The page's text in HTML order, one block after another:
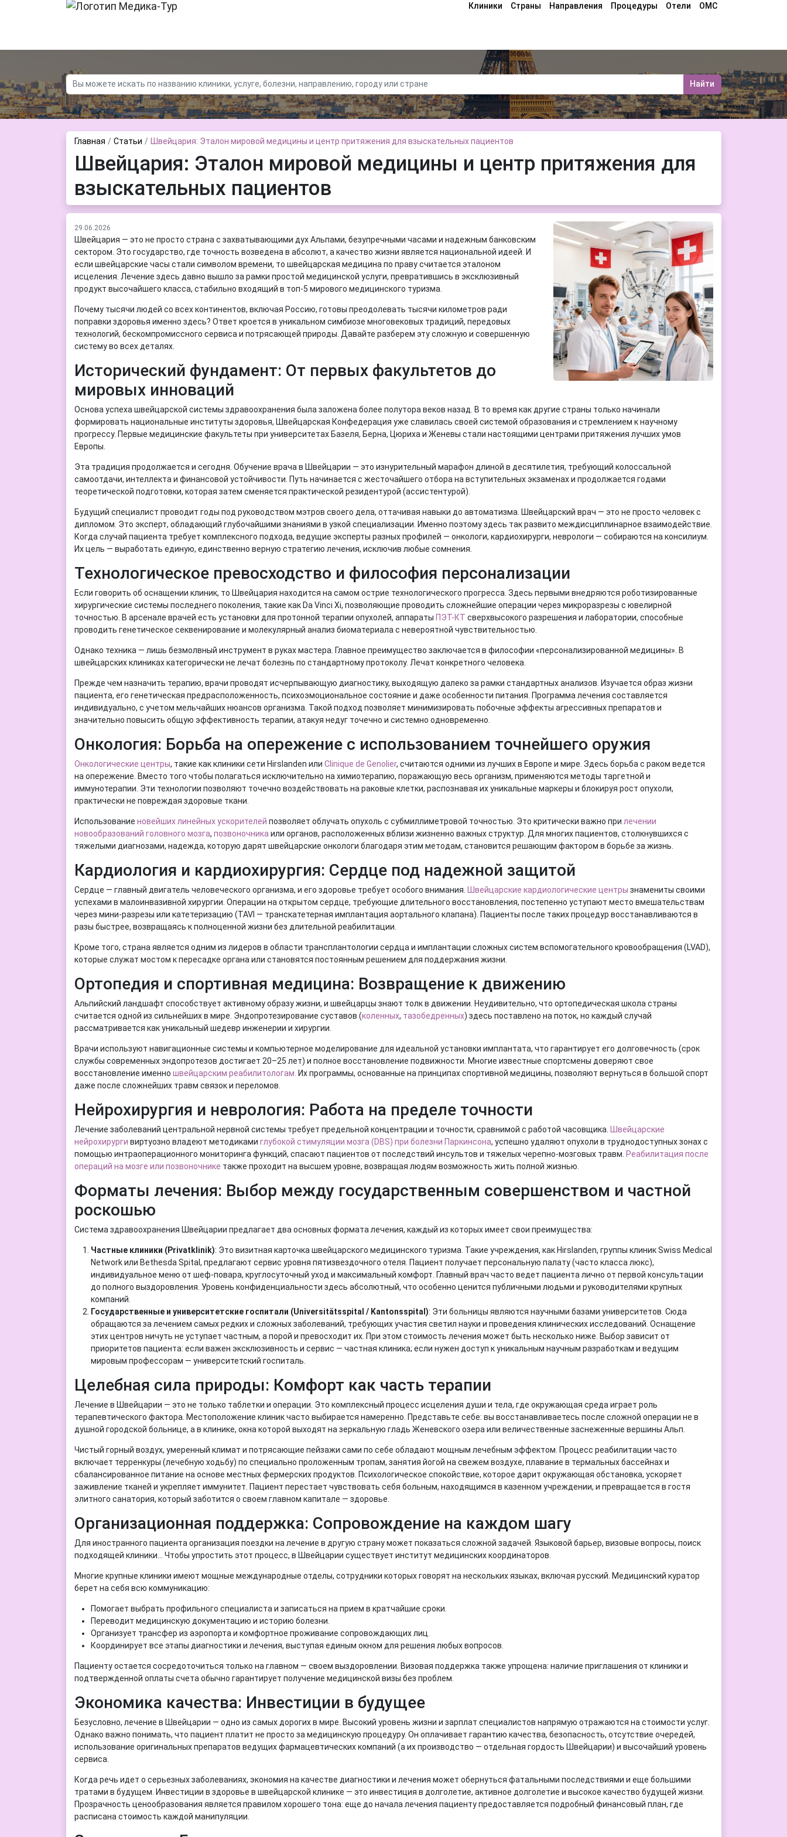
Контакты О нас Новости Клиники Страны Направления Процедуры Отели ОМС
Найти
Главная Статьи Швейцария: Эталон мировой медицины и центр притяжения для взыскательных пациентов
Швейцария: Эталон мировой медицины и центр притяжения для
взыскательных пациентов
29.06.2026
Швейцария — это не просто страна с захватывающими дух Альпами, безупречными часами и надежным банковским
сектором. Это государство, где точность возведена в абсолют, а качество жизни является национальной идеей. И
если швейцарские часы стали символом времени, то швейцарская медицина по праву считается эталоном
исцеления. Лечение здесь давно вышло за рамки простой медицинской услуги, превратившись в эксклюзивный
продукт высочайшего класса, стабильно входящий в топ-5 мирового медицинского туризма.
Почему тысячи людей со всех континентов, включая Россию, готовы преодолевать тысячи километров ради
поправки здоровья именно здесь? Ответ кроется в уникальном симбиозе многовековых традиций, передовых
технологий, бескомпромиссного сервиса и потрясающей природы. Давайте разберем эту сложную и совершенную
систему во всех деталях.
Исторический фундамент: От первых факультетов до
мировых инноваций
Основа успеха швейцарской системы здравоохранения была заложена более полутора веков назад. В то время как другие страны только начинали
формировать национальные институты здоровья, Швейцарская Конфедерация уже славилась своей системой образования и стремлением к научному
прогрессу. Первые медицинские факультеты при университетах Базеля, Берна, Цюриха и Женевы стали настоящими центрами притяжения лучших умов
Европы.
Эта традиция продолжается и сегодня. Обучение врача в Швейцарии — это изнурительный марафон длиной в десятилетия, требующий колоссальной
самоотдачи, интеллекта и финансовой устойчивости. Путь начинается с жесточайшего отбора на вступительных экзаменах и продолжается годами
теоретической подготовки, которая затем сменяется практической резидентурой (ассистентурой).
Будущий специалист проводит годы под руководством мэтров своего дела, оттачивая навыки до автоматизма. Швейцарский врач — это не просто человек с
дипломом. Это эксперт, обладающий глубочайшими знаниями в узкой специализации. Именно поэтому здесь так развито междисциплинарное взаимодействие.
Когда случай пациента требует комплексного подхода, ведущие эксперты разных профилей — онкологи, кардиохирурги, неврологи — собираются на консилиум.
Их цель — выработать единую, единственно верную стратегию лечения, исключив любые сомнения.
Технологическое превосходство и философия персонализации
Если говорить об оснащении клиник, то Швейцария находится на самом острие технологического прогресса. Здесь первыми внедряются роботизированные
хирургические системы последнего поколения, такие как Da Vinci Xi, позволяющие проводить сложнейшие операции через микроразрезы с ювелирной
точностью. В арсенале врачей есть установки для протонной терапии опухолей, аппараты ПЭТ-КТ сверхвысокого разрешения и лаборатории, способные
проводить генетическое секвенирование и молекулярный анализ биоматериала с невероятной чувствительностью.
Однако техника — лишь безмолвный инструмент в руках мастера. Главное преимущество заключается в философии «персонализированной медицины». В
швейцарских клиниках категорически не лечат болезнь по стандартному протоколу. Лечат конкретного человека.
Прежде чем назначить терапию, врачи проводят исчерпывающую диагностику, выходящую далеко за рамки стандартных анализов. Изучается образ жизни
пациента, его генетическая предрасположенность, психоэмоциональное состояние и даже особенности питания. Программа лечения составляется
индивидуально, с учетом мельчайших нюансов организма. Такой подход позволяет минимизировать побочные эффекты агрессивных препаратов и
значительно повысить общую эффективность терапии, атакуя недуг точечно и системно одновременно.
Онкология: Борьба на опережение с использованием точнейшего оружия
Онкологические центры, такие как клиники сети Hirslanden или Clinique de Genolier, считаются одними из лучших в Европе и мире. Здесь борьба с раком ведется
на опережение. Вместо того чтобы полагаться исключительно на химиотерапию, поражающую весь организм, применяются методы таргетной и
иммунотерапии. Эти технологии позволяют точечно воздействовать на раковые клетки, распознавая их уникальные маркеры и блокируя рост опухоли,
практически не повреждая здоровые ткани.
Использование новейших линейных ускорителей позволяет облучать опухоль с субмиллиметровой точностью. Это критически важно при лечении
новообразований головного мозга, позвоночника или органов, расположенных вблизи жизненно важных структур. Для многих пациентов, столкнувшихся с
тяжелыми диагнозами, надежда, которую дарят швейцарские онкологи благодаря этим методам, становится решающим фактором в борьбе за жизнь.
Кардиология и кардиохирургия: Сердце под надежной защитой
Сердце — главный двигатель человеческого организма, и его здоровье требует особого внимания. Швейцарские кардиологические центры знамениты своими
успехами в малоинвазивной хирургии. Операции на открытом сердце, требующие длительного восстановления, постепенно уступают место вмешательствам
через мини-разрезы или катетеризацию (TAVI — транскатетерная имплантация аортального клапана). Пациенты после таких процедур восстанавливаются в
разы быстрее, возвращаясь к полноценной жизни без длительной реабилитации.
Кроме того, страна является одним из лидеров в области трансплантологии сердца и имплантации сложных систем вспомогательного кровообращения (LVAD),
которые служат мостом к пересадке органа или становятся постоянным решением для поддержания жизни.
Ортопедия и спортивная медицина: Возвращение к движению
Альпийский ландшафт способствует активному образу жизни, и швейцарцы знают толк в движении. Неудивительно, что ортопедическая школа страны
считается одной из сильнейших в мире. Эндопротезирование суставов (коленных, тазобедренных) здесь поставлено на поток, но каждый случай
рассматривается как уникальный шедевр инженерии и хирургии.
Врачи используют навигационные системы и компьютерное моделирование для идеальной установки имплантата, что гарантирует его долговечность (срок
службы современных эндопротезов достигает 20–25 лет) и полное восстановление подвижности. Многие известные спортсмены доверяют свое
восстановление именно швейцарским реабилитологам. Их программы, основанные на принципах спортивной медицины, позволяют вернуться в большой спорт
даже после сложнейших травм связок и переломов.
Нейрохирургия и неврология: Работа на пределе точности
Лечение заболеваний центральной нервной системы требует предельной концентрации и точности, сравнимой с работой часовщика.
Швейцарские
нейрохирурги виртуозно владеют методиками глубокой стимуляции мозга (DBS) при болезни Паркинсона, успешно удаляют опухоли в труднодоступных зонах с
помощью интраоперационного мониторинга функций, спасают пациентов от последствий инсультов и тяжелых черепно-мозговых травм. Реабилитация после
операций на мозге или позвоночнике также проходит на высшем уровне, возвращая людям возможность жить полной жизнью.
Форматы лечения: Выбор между государственным совершенством и частной
роскошью
Система здравоохранения Швейцарии предлагает два основных формата лечения, каждый из которых имеет свои преимущества:
Частные клиники (Privatklinik): Это визитная карточка швейцарского медицинского туризма. Такие учреждения, как Hirslanden, группы клиник Swiss Medical
Network или Bethesda Spital, предлагают сервис уровня пятизвездочного отеля. Пациент получает персональную палату (часто класса люкс),
индивидуальное меню от шеф-повара, круглосуточный уход и максимальный комфорт. Главный врач часто ведет пациента лично от первой консультации
до полного выздоровления. Уровень конфиденциальности здесь абсолютный, что особенно ценится публичными людьми и руководителями крупных
компаний.
Государственные и университетские госпитали (Universitätsspital / Kantonsspital): Эти больницы являются научными базами университетов. Сюда
обращаются за лечением самых редких и сложных заболеваний, требующих участия светил науки и проведения клинических исследований. Оснащение
этих центров ничуть не уступает частным, а порой и превосходит их. При этом стоимость лечения может быть несколько ниже. Выбор зависит от
приоритетов пациента: если важен эксклюзивность и сервис — частная клиника; если нужен доступ к уникальным научным разработкам и ведущим
мировым профессорам — университетский госпиталь.
Целебная сила природы: Комфорт как часть терапии
Лечение в Швейцарии — это не только таблетки и операции. Это комплексный процесс исцеления души и тела, где окружающая среда играет роль
терапевтического фактора. Местоположение клиник часто выбирается намеренно. Представьте себе: вы восстанавливаетесь после сложной операции не в
душной городской больнице, а в клинике, окна которой выходят на зеркальную гладь Женевского озера или величественные заснеженные вершины Альп.
Чистый горный воздух, умеренный климат и потрясающие пейзажи сами по себе обладают мощным лечебным эффектом. Процесс реабилитации часто
включает терренкуры (лечебную ходьбу) по специально проложенным тропам, занятия йогой на свежем воздухе, плавание в термальных бассейнах и
сбалансированное питание на основе местных фермерских продуктов. Психологическое спокойствие, которое дарит окружающая обстановка, ускоряет
заживление тканей и укрепляет иммунитет. Пациент перестает чувствовать себя больным, находящимся в казенном учреждении, и превращается в гостя
элитного санатория, который заботится о своем главном капитале — здоровье.
Организационная поддержка: Сопровождение на каждом шагу
Для иностранного пациента организация поездки на лечение в другую страну может показаться сложной задачей. Языковой барьер, визовые вопросы, поиск
подходящей клиники... Чтобы упростить этот процесс, в Швейцарии существует институт медицинских координаторов.
Многие крупные клиники имеют мощные международные отделы, сотрудники которых говорят на нескольких языках, включая русский. Медицинский куратор
берет на себя всю коммуникацию:
Помогает выбрать профильного специалиста и записаться на прием в кратчайшие сроки.
Переводит медицинскую документацию и историю болезни.
Организует трансфер из аэропорта и комфортное проживание сопровождающих лиц.
Координирует все этапы диагностики и лечения, выступая единым окном для решения любых вопросов.
Пациенту остается сосредоточиться только на главном — своем выздоровлении. Визовая поддержка также упрощена: наличие приглашения от клиники и
подтвержденной оплаты счета обычно гарантирует получение медицинской визы без проблем.
Экономика качества: Инвестиции в будущее
Безусловно, лечение в Швейцарии — одно из самых дорогих в мире. Высокий уровень жизни и зарплат специалистов напрямую отражаются на стоимости услуг.
Однако важно понимать, что пациент платит не просто за медицинскую процедуру. Он оплачивает гарантию качества, безопасность, отсутствие очередей,
использование оригинальных препаратов ведущих фармацевтических компаний (а их производство — отдельная гордость Швейцарии) и высочайший уровень
сервиса.
Когда речь идет о серьезных заболеваниях, экономия на качестве диагностики и лечения может обернуться фатальными последствиями и еще большими
тратами в будущем. Инвестиции в здоровье в швейцарской клинике — это инвестиция в долголетие, активное долголетие и высокое качество будущей жизни.
Прозрачность ценообразования является правилом хорошего тона: еще до начала лечения пациенту предоставляется подробный финансовый план, где
расписана стоимость каждой манипуляции.